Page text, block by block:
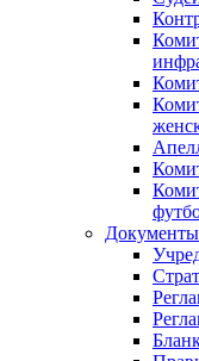
Документы